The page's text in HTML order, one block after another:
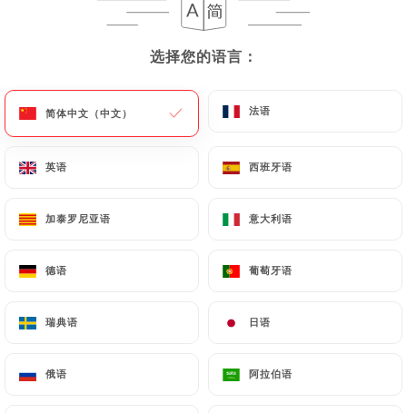
选择您的语言：
简体中文（中文） 法语
英语 西班牙语
加泰罗尼亚语 意大利语
德语 葡萄牙语
瑞典语 日语
俄语 阿拉伯语
选择您的语言：
简体中文（中文） 法语
英语 西班牙语
加泰罗尼亚语 意大利语
德语 葡萄牙语
瑞典语 日语
俄语 阿拉伯语